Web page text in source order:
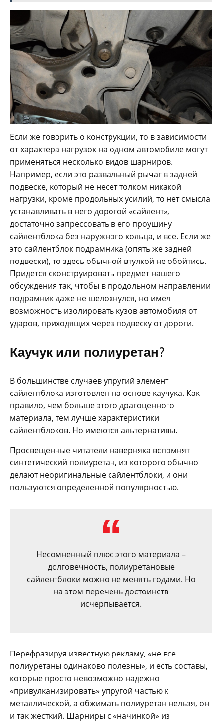
Если же говорить о конструкции, то в зависимости
от характера нагрузок на одном автомобиле могут
применяться несколько видов шарниров.
Например, если это развальный рычаг в задней
подвеске, который не несет толком никакой
нагрузки, кроме продольных усилий, то нет смысла
устанавливать в него дорогой «сайлент»,
достаточно запрессовать в его проушину
сайлентблока без наружного кольца, и все. Если же
это сайлентблок подрамника (опять же задней
подвески), то здесь обычной втулкой не обойтись.
Придется сконструировать предмет нашего
обсуждения так, чтобы в продольном направлении
подрамник даже не шелохнулся, но имел
возможность изолировать кузов автомобиля от
ударов, приходящих через подвеску от дороги.
Каучук или полиуретан?
В большинстве случаев упругий элемент
сайлентблока изготовлен на основе каучука. Как
правило, чем больше этого драгоценного
материала, тем лучше характеристики
сайлентблоков. Но имеются альтернативы.
Просвещенные читатели наверняка вспомнят
синтетический полиуретан, из которого обычно
делают неоригинальные сайлентблоки, и они
пользуются определенной популярностью.
Несомненный плюс этого материала –
долговечность, полиуретановые
сайлентблоки можно не менять годами. Но
на этом перечень достоинств
исчерпывается.
Перефразируя известную рекламу, «не все
полиуретаны одинаково полезны», и есть составы,
которые просто невозможно надежно
«привулканизировать» упругой частью к
металлической, а обжимать полиуретан нельзя, он
и так жесткий. Шарниры с «начинкой» из